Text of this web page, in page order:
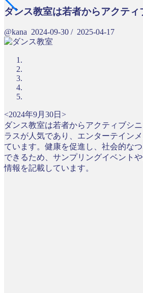
ダンス教室は若者からアクテ
@kana 2024-09-30 / 2025-04-17
<2024年9月30日>
ダンス教室は若者からアクティブシ
ラスが人気であり、エンターテイン
ています。健康を促進し、社会的な
できるため、サンプリングイベント
情報を記載しています。